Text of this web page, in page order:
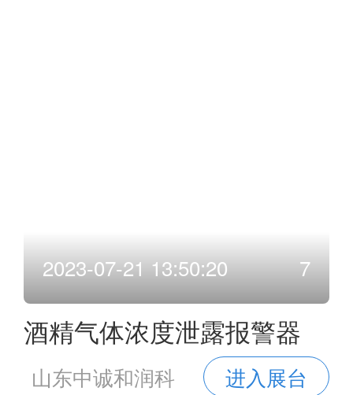
2023-07-21 13:50:20 7
酒精气体浓度泄露报警器
山东中诚和润科 进入展台